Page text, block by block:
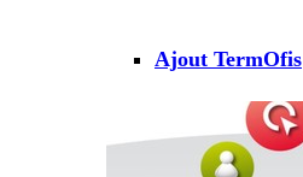
Ajout TermOfis